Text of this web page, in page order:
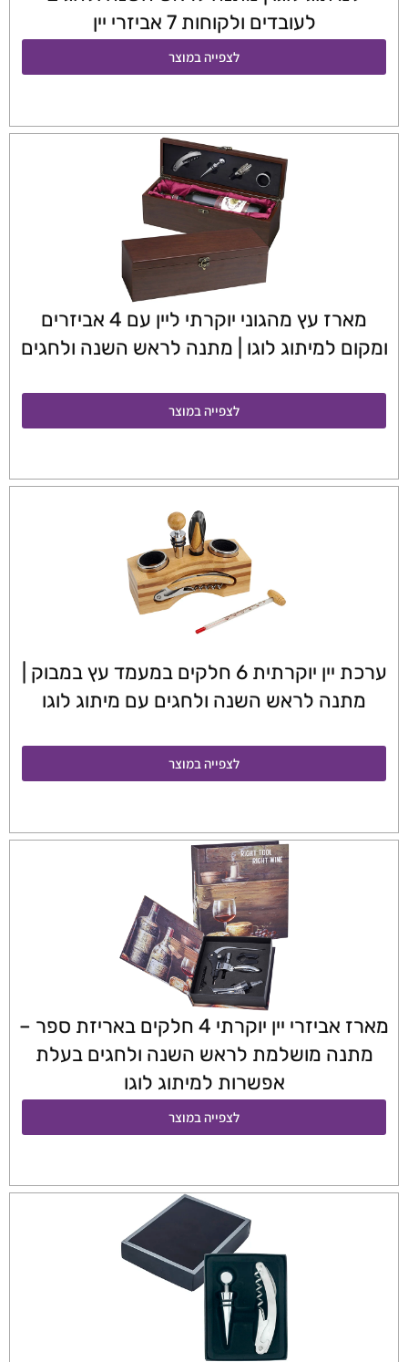
לעובדים ולקוחות 7 אביזרי יין
לצפייה במוצר
מארז עץ מהגוני יוקרתי ליין עם 4 אביזרים
ומקום למיתוג לוגו | מתנה לראש השנה ולחגים
לצפייה במוצר
ערכת יין יוקרתית 6 חלקים במעמד עץ במבוק |
מתנה לראש השנה ולחגים עם מיתוג לוגו
לצפייה במוצר
מארז אביזרי יין יוקרתי 4 חלקים באריזת ספר –
מתנה מושלמת לראש השנה ולחגים בעלת
אפשרות למיתוג לוגו
לצפייה במוצר